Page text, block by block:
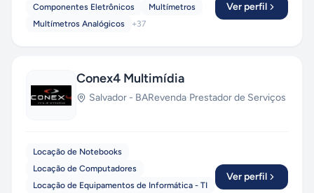
Componentes Eletrônicos
Multímetros
Multímetros Analógicos
+37
Ver perfil
Conex4 Multimídia
Salvador - BARevenda·Prestador de Serviços
Locação de Notebooks
Locação de Computadores
Locação de Equipamentos de Informática - TI
Ver perfil